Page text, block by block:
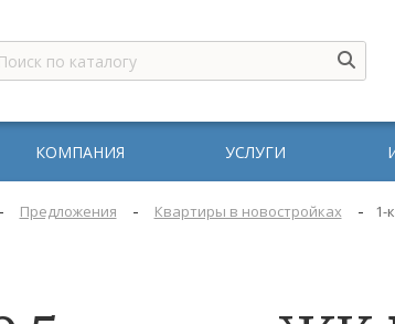
КОМПАНИЯ УСЛУГИ
- Предложения - Квартиры в новостройках - 1-